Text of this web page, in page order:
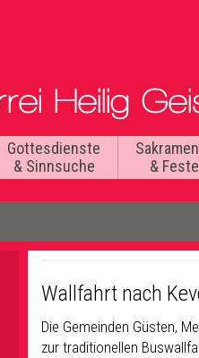
Gottesdienste
& Sinnsuche
& Feste
Wallfahrt nach
Die Gemeinden Güsten,
zur traditionellen